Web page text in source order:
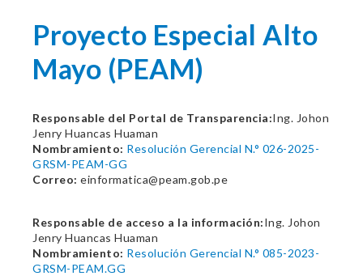
Proyecto Especial Alto
Mayo (PEAM)
Responsable del Portal de Transparencia:Ing. Johon
Jenry Huancas Huaman
Nombramiento: Resolución Gerencial N.° 026-2025-
GRSM-PEAM-GG
Correo: einformatica@peam.gob.pe
Responsable de acceso a la información:Ing. Johon
Jenry Huancas Huaman
Nombramiento: Resolución Gerencial N.° 085-2023-
GRSM-PEAM.GG